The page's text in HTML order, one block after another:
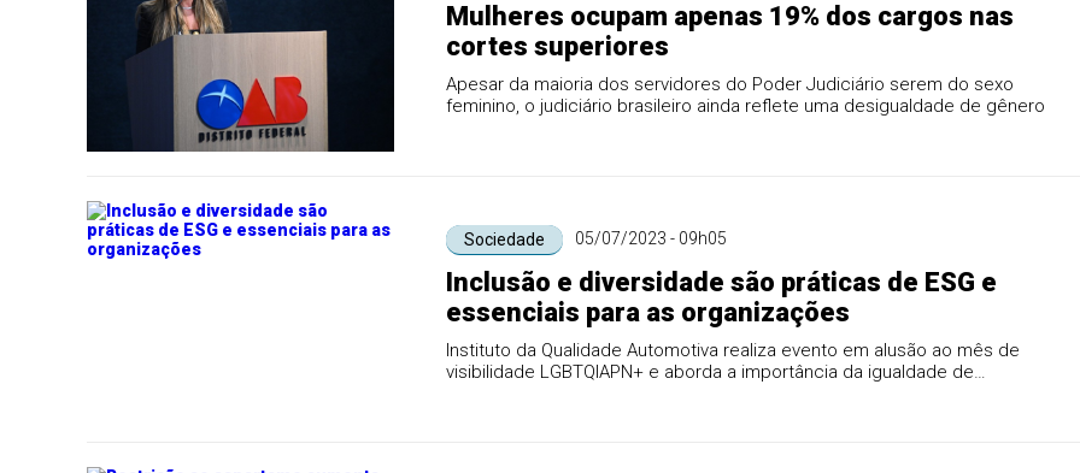
Mulheres ocupam apenas 19% dos cargos nas
cortes superiores
Apesar da maioria dos servidores do Poder Judiciário serem do sexo
feminino, o judiciário brasileiro ainda reflete uma desigualdade de gênero
Sociedade 05/07/2023 - 09h05
Inclusão e diversidade são práticas de ESG e
essenciais para as organizações
Instituto da Qualidade Automotiva realiza evento em alusão ao mês de
visibilidade LGBTQIAPN+ e aborda a importância da igualdade de